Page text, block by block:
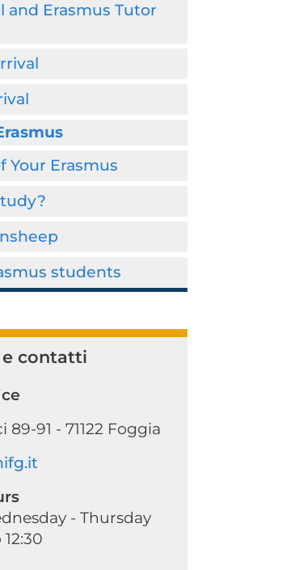
and Erasmus Tutor
Your Erasmus
students
contatti
89-91 - 71122 Foggia
- Thursday